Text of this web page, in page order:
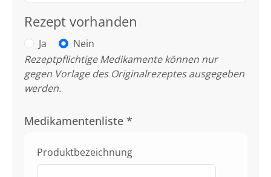
Rezept vorhanden
Ja
Nein
Rezeptpflichtige Medikamente können nur
gegen Vorlage des Originalrezeptes ausgegeben
werden.
Medikamentenliste *
Produktbezeichnung